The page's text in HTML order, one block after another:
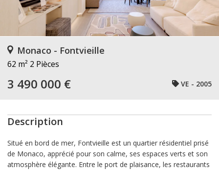
Monaco - Fontvieille
62 m² 2 Pièces
3 490 000 € VE - 2005
Description
Situé en bord de mer, Fontvieille est un quartier résidentiel prisé
de Monaco, apprécié pour son calme, ses espaces verts et son
atmosphère élégante. Entre le port de plaisance, les restaurants